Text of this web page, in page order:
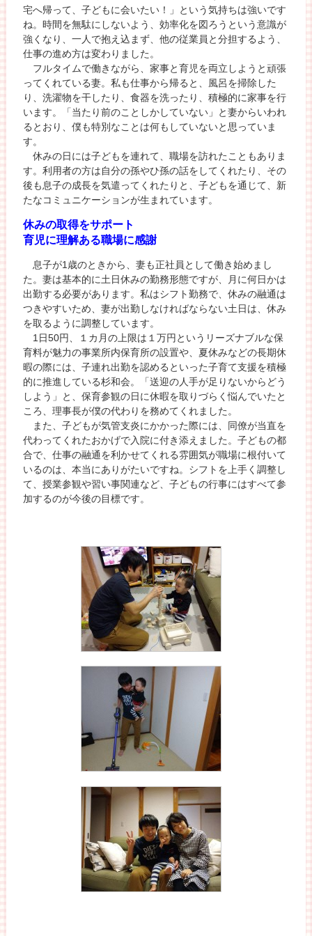
宅へ帰って、子どもに会いたい！」という気持ちは強いです
ね。時間を無駄にしないよう、効率化を図ろうという意識が
強くなり、一人で抱え込まず、他の従業員と分担するよう、
仕事の進め方は変わりました。
フルタイムで働きながら、家事と育児を両立しようと頑張
ってくれている妻。私も仕事から帰ると、風呂を掃除した
り、洗濯物を干したり、食器を洗ったり、積極的に家事を行
います。「当たり前のことしかしていない」と妻からいわれ
るとおり、僕も特別なことは何もしていないと思っていま
す。
休みの日には子どもを連れて、職場を訪れたこともありま
す。利用者の方は自分の孫やひ孫の話をしてくれたり、その
後も息子の成長を気遣ってくれたりと、子どもを通じて、新
たなコミュニケーションが生まれています。
休みの取得をサポート
育児に理解ある職場に感謝
息子が1歳のときから、妻も正社員として働き始めまし
た。妻は基本的に土日休みの勤務形態ですが、月に何日かは
出勤する必要があります。私はシフト勤務で、休みの融通は
つきやすいため、妻が出勤しなければならない土日は、休み
を取るように調整しています。
1日50円、１カ月の上限は１万円というリーズナブルな保
育料が魅力の事業所内保育所の設置や、夏休みなどの長期休
暇の際には、子連れ出勤を認めるといった子育て支援を積極
的に推進している杉和会。「送迎の人手が足りないからどう
しよう」と、保育参観の日に休暇を取りづらく悩んでいたと
ころ、理事長が僕の代わりを務めてくれました。
また、子どもが気管支炎にかかった際には、同僚が当直を
代わってくれたおかげで入院に付き添えました。子どもの都
合で、仕事の融通を利かせてくれる雰囲気が職場に根付いて
いるのは、本当にありがたいですね。シフトを上手く調整し
て、授業参観や習い事関連など、子どもの行事にはすべて参
加するのが今後の目標です。